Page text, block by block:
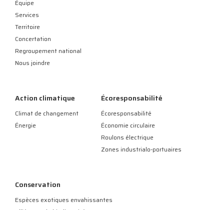
Équipe
Services
Territoire
Concertation
Regroupement national
Nous joindre
Action climatique
Climat de changement
Énergie
Écoresponsabilité
Écoresponsabilité
Économie circulaire
Roulons électrique
Zones industrialo-portuaires
Conservation
Espèces exotiques envahissantes